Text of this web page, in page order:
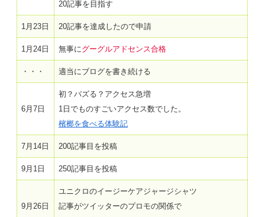
20記事を目指す
1月23日 20記事を達成したので申請
1月24日 無事にグーグルアドセンス合格
・・・ 適当にブログを書き続ける
6月7日
初？バズる？アクセス急増
1日でものすごいアクセス数でした。
檳榔を食べる体験記
7月14日 200記事目を投稿
9月1日 250記事目を投稿
9月26日
ユニクロのイージーケアジャージシャツ
記事がツイッターのプロモの関係で